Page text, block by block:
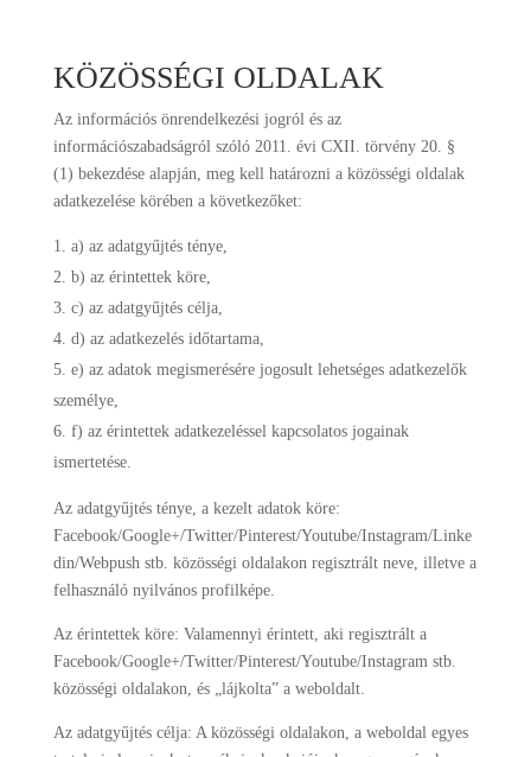
KÖZÖSSÉGI OLDALAK
Az információs önrendelkezési jogról és az
információszabadságról szóló 2011. évi CXII. törvény 20. §
(1) bekezdése alapján, meg kell határozni a közösségi oldalak
adatkezelése körében a következőket:
a) az adatgyűjtés ténye,
b) az érintettek köre,
c) az adatgyűjtés célja,
d) az adatkezelés időtartama,
e) az adatok megismerésére jogosult lehetséges adatkezelők
személye,
f) az érintettek adatkezeléssel kapcsolatos jogainak
ismertetése.
Az adatgyűjtés ténye, a kezelt adatok köre:
Facebook/Google+/Twitter/Pinterest/Youtube/Instagram/Linke
din/Webpush stb. közösségi oldalakon regisztrált neve, illetve a
felhasználó nyilvános profilképe.
Az érintettek köre: Valamennyi érintett, aki regisztrált a
Facebook/Google+/Twitter/Pinterest/Youtube/Instagram stb.
közösségi oldalakon, és „lájkolta” a weboldalt.
Az adatgyűjtés célja: A közösségi oldalakon, a weboldal egyes